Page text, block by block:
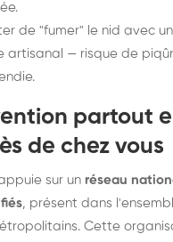
de "fumer" le nid avec
artisanal — risque de
partout
de chez vous
sur un réseau
, présent dans
Cette